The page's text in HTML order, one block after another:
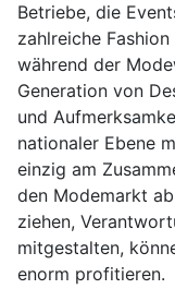
Betriebe, die
zahlreiche
während der
Generation von
und
nationaler Ebene
einzig am
den Modemarkt
ziehen,
mitgestalten,
enorm profitieren.